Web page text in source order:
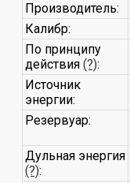
Производитель:
Калибр:
По принципу
действия(?):
Источник
энергии:
Резервуар:
Дульная энергия
(?):